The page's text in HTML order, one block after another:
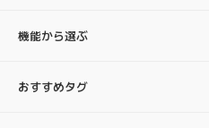
機能から選ぶ
おすすめタグ